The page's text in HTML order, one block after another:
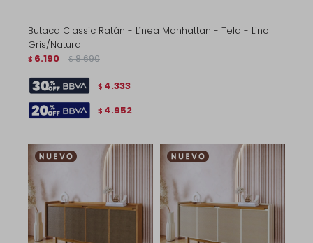
Butaca Classic Ratán - Línea Manhattan - Tela - Lino
Gris/Natural
$ 6.190 $ 8.690
$ 4.333
$ 4.952